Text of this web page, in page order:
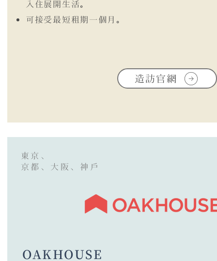
入住展開生活。
可接受最短租期一個月。
造訪官網
東京、
京都、大阪、神戶
OAKHOUSE